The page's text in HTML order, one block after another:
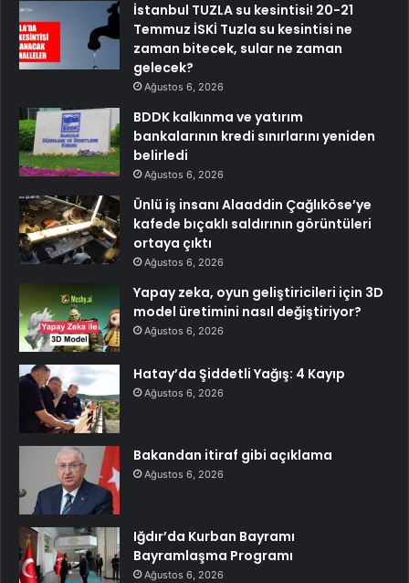
İstanbul TUZLA su kesintisi! 20-21
Temmuz İSKİ Tuzla su kesintisi ne
zaman bitecek, sular ne zaman
gelecek?
Ağustos 6, 2026
BDDK kalkınma ve yatırım
bankalarının kredi sınırlarını yeniden
belirledi
Ağustos 6, 2026
Ünlü iş insanı Alaaddin Çağlıköse’ye
kafede bıçaklı saldırının görüntüleri
ortaya çıktı
Ağustos 6, 2026
Yapay zeka, oyun geliştiricileri için 3D
model üretimini nasıl değiştiriyor?
Ağustos 6, 2026
Hatay’da Şiddetli Yağış: 4 Kayıp
Ağustos 6, 2026
Bakandan itiraf gibi açıklama
Ağustos 6, 2026
Iğdır’da Kurban Bayramı
Bayramlaşma Programı
Ağustos 6, 2026